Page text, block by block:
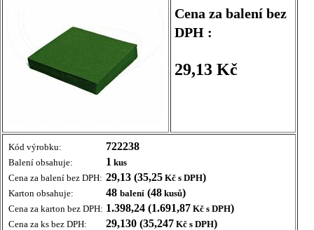
Cena za balení bez
DPH :
29,13 Kč
Kód výrobku: 722238
Balení obsahuje: 1 kus
Cena za balení bez DPH: 29,13 (35,25 Kč s DPH)
Karton obsahuje: 48 balení (48 kusů)
Cena za karton bez DPH: 1.398,24 (1.691,87 Kč s DPH)
Cena za ks bez DPH: 29,130 (35,247 Kč s DPH)